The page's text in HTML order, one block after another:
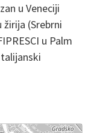
u Veneciji
(Srebrni
u Palm